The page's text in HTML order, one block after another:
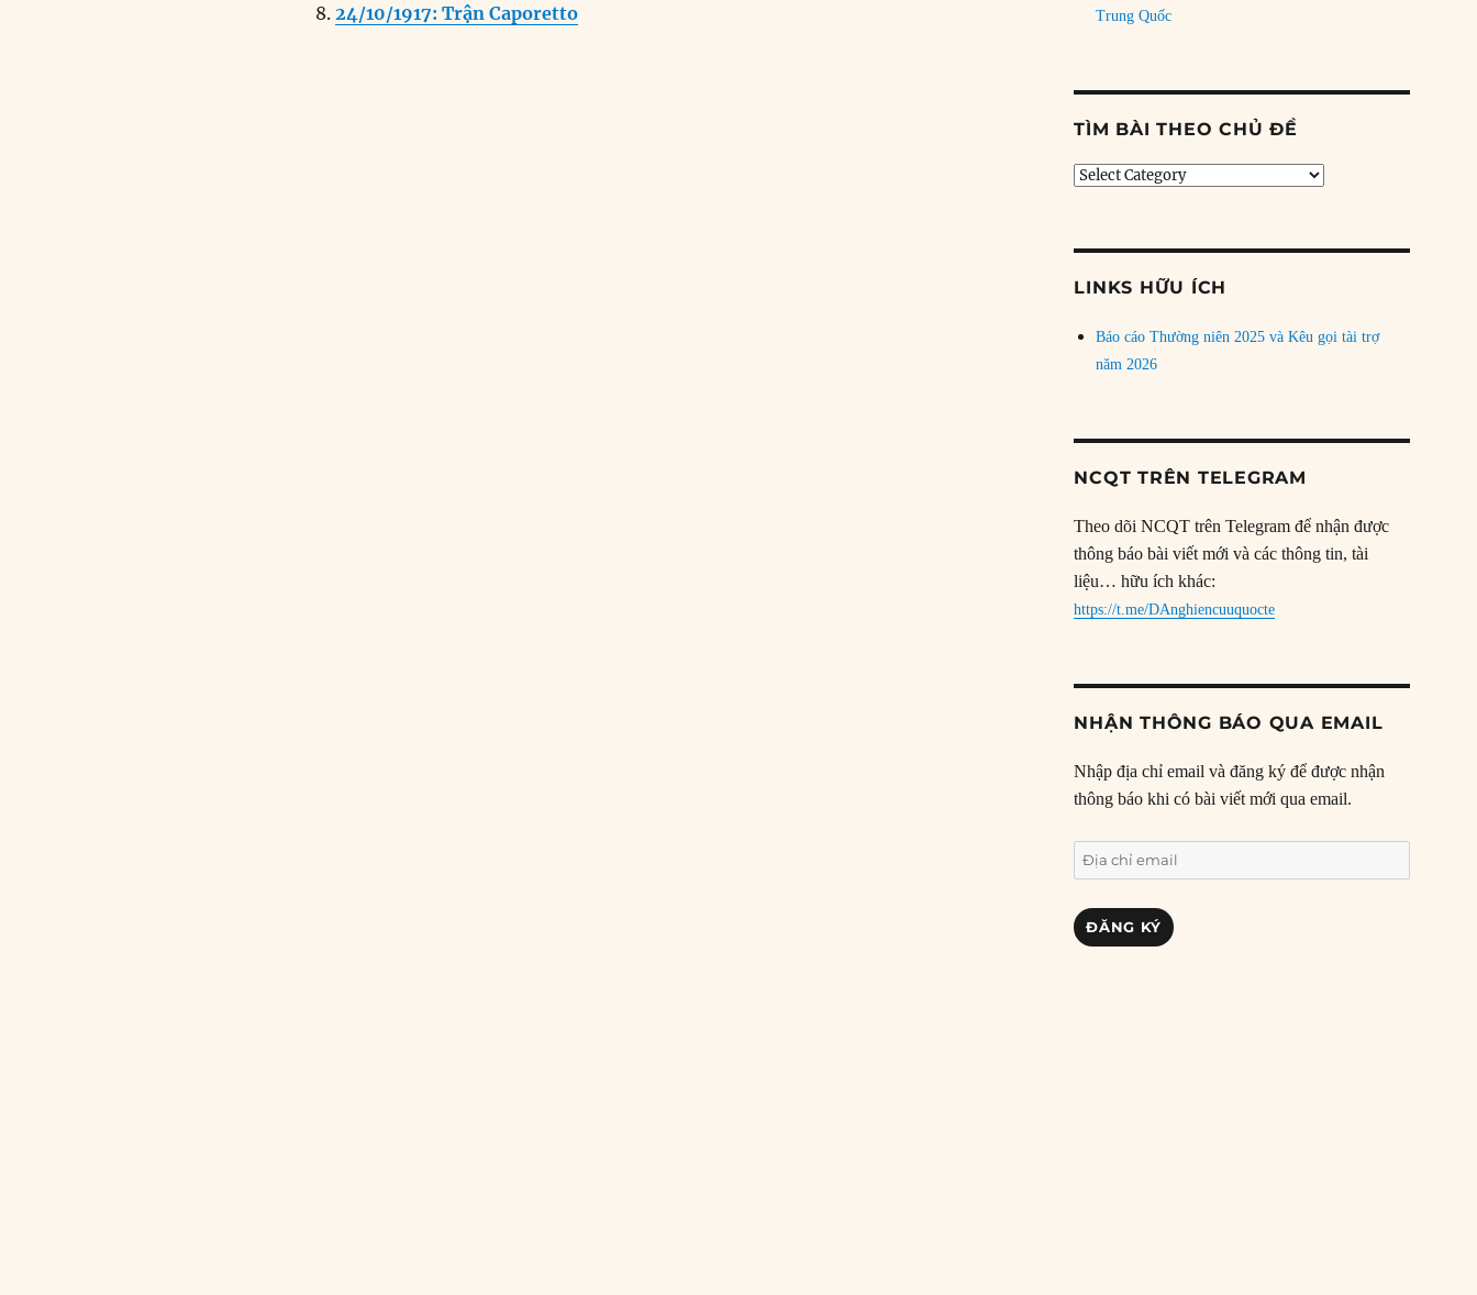
24/10/1917: Trận Caporetto
Trung Quốc
TÌM BÀI THEO CHỦ ĐỀ
Tìm
LINKS HỮU ÍCH
Báo cáo Thường niên 2025 và Kêu gọi tài trợ
năm 2026
NCQT TRÊN TELEGRAM
Theo dõi NCQT trên Telegram để nhận được
thông báo bài viết mới và các thông tin, tài
liệu… hữu ích khác:
https://t.me/DAnghiencuuquocte
NHẬN THÔNG BÁO QUA EMAIL
Nhập địa chỉ email và đăng ký để được nhận
thông báo khi có bài viết mới qua email.
Địa
chỉ
email
ĐĂNG KÝ